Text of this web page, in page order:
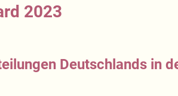
2023
Deutschlands in